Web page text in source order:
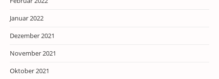
Januar 2022
Dezember 2021
November 2021
Oktober 2021